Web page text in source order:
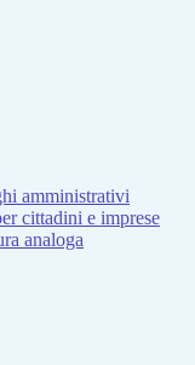
amministrativi
cittadini e imprese
analoga